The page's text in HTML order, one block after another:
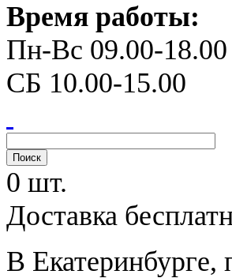
Время работы:
Пн-Вс 09.00-18.00
СБ 10.00-15.00
0 шт.
Доставка
В Екатеринбурге,